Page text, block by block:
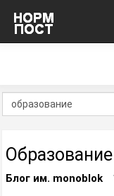
Блог им. monoblok